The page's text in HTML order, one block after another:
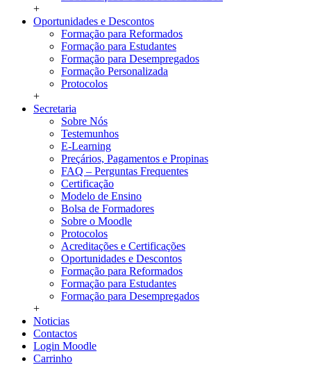
+
Oportunidades e Descontos
Formação para Reformados
Formação para Estudantes
Formação para Desempregados
Formação Personalizada
Protocolos
+
Secretaria
Sobre Nós
Testemunhos
E-Learning
Preçários, Pagamentos e Propinas
FAQ – Perguntas Frequentes
Certificação
Modelo de Ensino
Bolsa de Formadores
Sobre o Moodle
Protocolos
Acreditações e Certificações
Oportunidades e Descontos
Formação para Reformados
Formação para Estudantes
Formação para Desempregados
+
Noticias
Contactos
Login Moodle
Carrinho